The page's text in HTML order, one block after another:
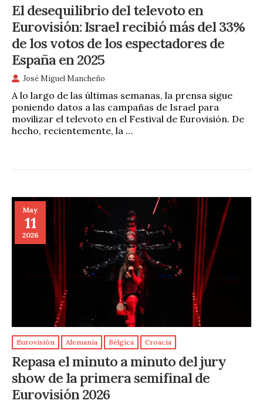
El desequilibrio del televoto en
Eurovisión: Israel recibió más del 33%
de los votos de los espectadores de
España en 2025
José Miguel Mancheño
A lo largo de las últimas semanas, la prensa sigue
poniendo datos a las campañas de Israel para
movilizar el televoto en el Festival de Eurovisión. De
hecho, recientemente, la …
May
11
2026
Eurovisión Alemania Bélgica Croacia
Repasa el minuto a minuto del jury
show de la primera semifinal de
Eurovisión 2026